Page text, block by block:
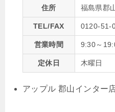
住所 福島県郡
TEL/FAX 0120-51-
営業時間 9:30～
定休日 木曜日
アップル 郡山インター